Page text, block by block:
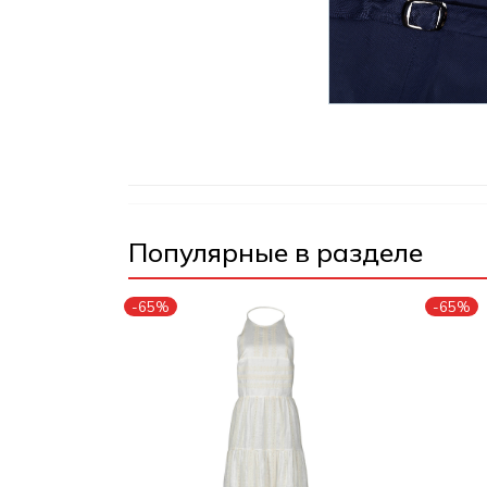
Популярные в разделе
-65% -65%